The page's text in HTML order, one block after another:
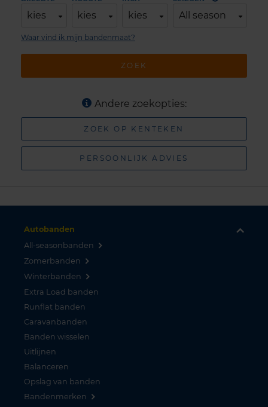
kies kies kies All season
ZOEK
Waar vind ik mijn bandenmaat?
Andere zoekopties:
ZOEK OP KENTEKEN
PERSOONLIJK ADVIES
Autobanden
All-seasonbanden
Zomerbanden
Winterbanden
Extra Load banden
Runflat banden
Caravanbanden
Banden wisselen
Uitlijnen
Balanceren
Opslag van banden
Bandenmerken